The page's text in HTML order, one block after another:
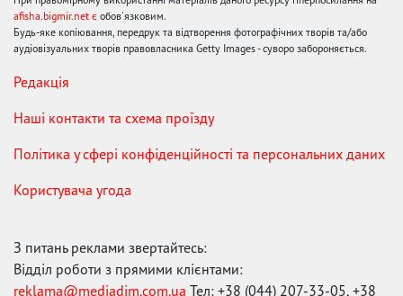
afisha.bigmir.net є обов'язковим.
Будь-яке копіювання, передрук та відтворення фотографічних творів та/або
аудіовізуальних творів правовласника Getty Images - суворо забороняється.
Редакція
Наші контакти та схема проїзду
Політика у сфері конфіденційності та персональних даних
Користувача угода
З питань реклами звертайтесь:
Відділ роботи з прямими клієнтами:
reklama@mediadim.com.ua Тел: +38 (044) 207-33-05, +38